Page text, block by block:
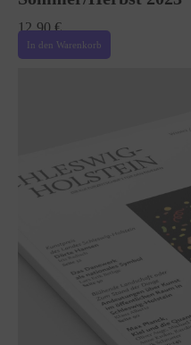
12,90€
In den Warenkorb